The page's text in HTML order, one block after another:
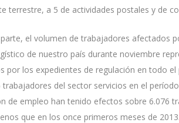
terrestre, a 5 de actividades postales y de
el volumen de trabajadores afectados
de nuestro país durante noviembre
por los expedientes de regulación en todo
trabajadores del sector servicios en el
de empleo han tenido efectos sobre 6.076
que en los once primeros meses de